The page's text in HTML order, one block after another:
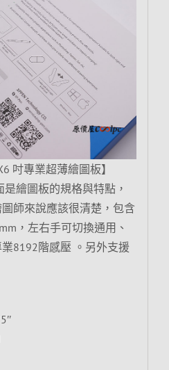
吋專業超薄繪圖板】
繪圖板的規格與特點，
師來說應該很清楚，包含
，左右手可切換通用、
8192階感壓 。另外支援